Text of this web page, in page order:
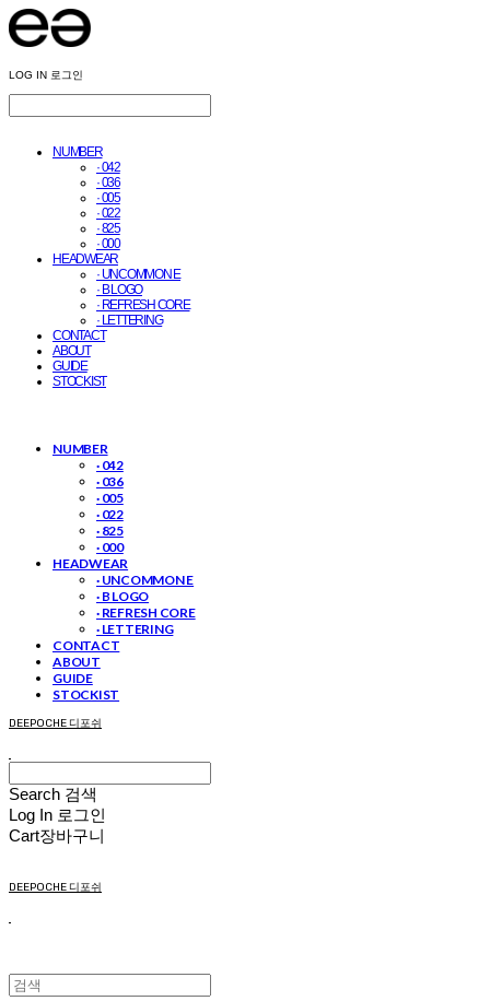
LOG IN 로그인
NUMBER
· 042
· 036
· 005
· 022
· 825
· 000
HEADWEAR
· UNCOMMON E
· B LOGO
· REFRESH CORE
· LETTERING
CONTACT
ABOUT
GUIDE
STOCKIST
NUMBER
· 042
· 036
· 005
· 022
· 825
· 000
HEADWEAR
· UNCOMMON E
· B LOGO
· REFRESH CORE
· LETTERING
CONTACT
ABOUT
GUIDE
STOCKIST
DEEPOCHE 디포쉬
Search 검색
Log In 로그인
Cart장바구니
DEEPOCHE 디포쉬